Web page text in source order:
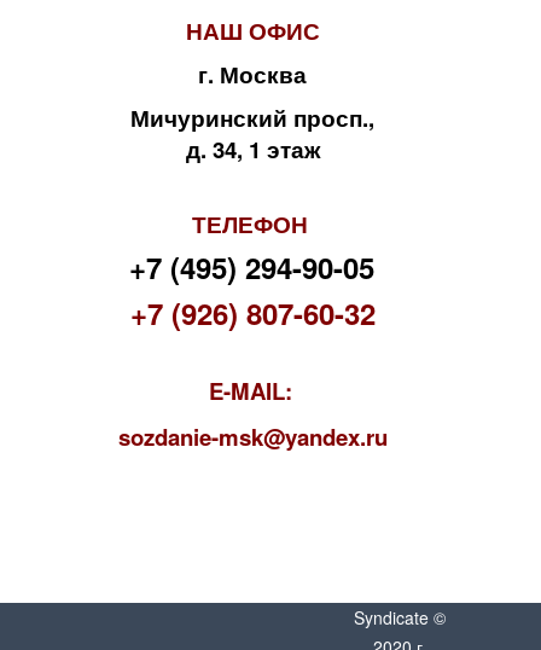
НАШ ОФИС
г. Москва
Мичуринский просп.,
д. 34, 1 этаж
ТЕЛЕФОН
+7 (495) 294-90-05
+7 (926) 807-60-32
E-MAIL:
sozdanie-msk@yandex.ru
Syndicate ©